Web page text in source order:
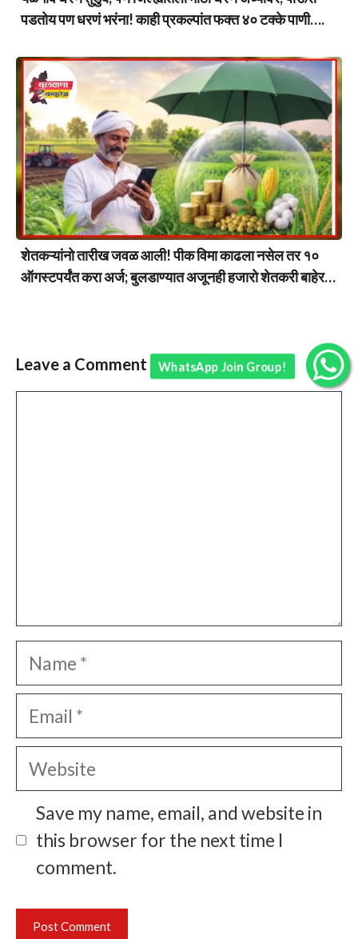
पडतोय पण धरणं भरंना! काही प्रकल्पांत फक्त ४० टक्के पाणी….
शेतकऱ्यांनो तारीख जवळ आली! पीक विमा काढला नसेल तर १०
ऑगस्टपर्यंत करा अर्ज; बुलडाण्यात अजूनही हजारो शेतकरी बाहेर…
Leave a Comment
Name
Email
Website
Save my name, email, and website in
this browser for the next time I
comment.
WhatsApp Join Group!